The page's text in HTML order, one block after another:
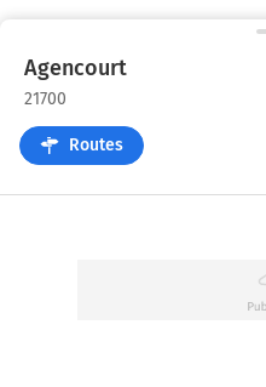
Agencourt
21700
Routes